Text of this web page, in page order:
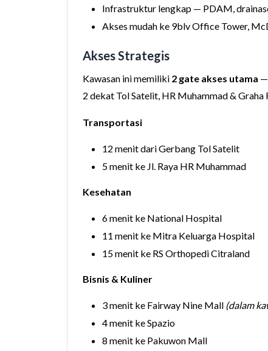
Infrastruktur lengkap — PDAM,
Akses mudah ke 9blv Office Tower,
Akses Strategis
Kawasan ini memiliki 2 gate akses utama —
2 dekat Tol Satelit, HR Muhammad & Graha
Transportasi
12 menit dari Gerbang Tol Satelit
5 menit ke Jl. Raya HR Muhammad
Kesehatan
6 menit ke National Hospital
11 menit ke Mitra Keluarga Hospital
15 menit ke RS Orthopedi Citraland
Bisnis & Kuliner
3 menit ke Fairway Nine Mall (dalam
4 menit ke Spazio
8 menit ke Pakuwon Mall